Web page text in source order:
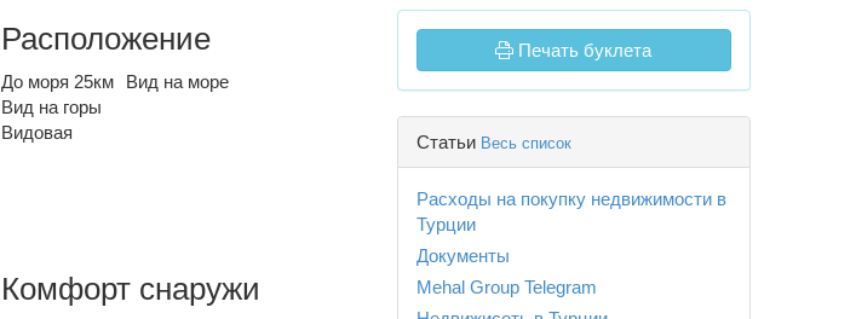
Расположение
До моря 25км
Вид на море
Вид на горы
Видовая
Комфорт снаружи
Печать буклета
Статьи Весь список
Расходы на покупку недвижимости в
Турции
Документы
Mehal Group Telegram